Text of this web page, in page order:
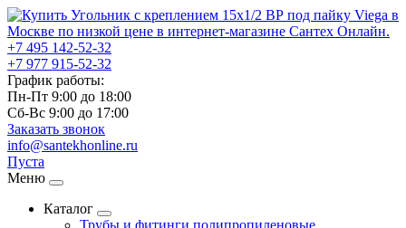
+7 495 142-52-32
+7 977 915-52-32
График работы:
Пн-Пт 9:00 до 18:00
Сб-Вс 9:00 до 17:00
Заказать звонок
info@santekhonline.ru
Пуста
Меню
Каталог
Трубы и фитинги полипропиленовые